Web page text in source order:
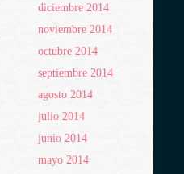
diciembre 2014
noviembre 2014
octubre 2014
septiembre 2014
agosto 2014
julio 2014
junio 2014
mayo 2014